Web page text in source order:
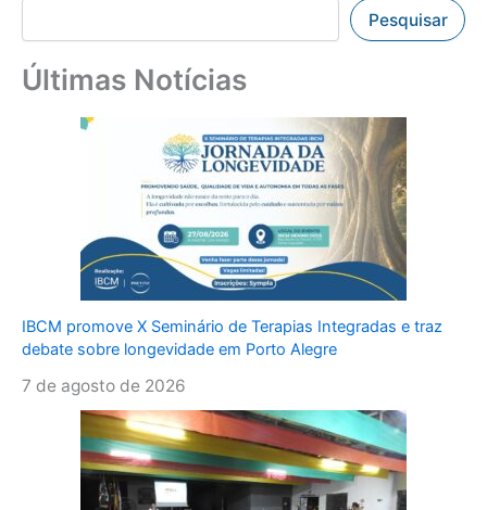
Pesquisar
Últimas Notícias
IBCM promove X Seminário de Terapias Integradas e traz
debate sobre longevidade em Porto Alegre
7 de agosto de 2026